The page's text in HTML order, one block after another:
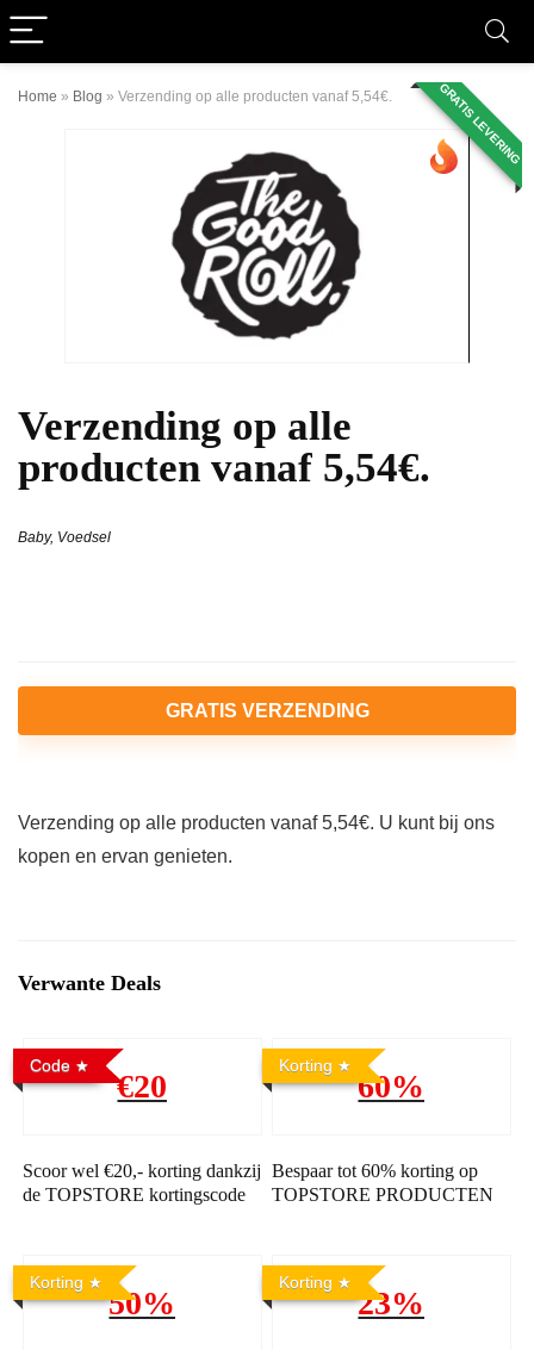
Home » Blog » Verzending op alle producten vanaf 5,54€. GRATIS LEVERING
Verzending op alle
producten vanaf 5,54€.
Baby, Voedsel
GRATIS VERZENDING
Verzending op alle producten vanaf 5,54€. U kunt bij ons
kopen en ervan genieten.
Verwante Deals
Code
€20
Scoor wel €20,- korting dankzij
de TOPSTORE kortingscode
Korting
60%
Bespaar tot 60% korting op
TOPSTORE PRODUCTEN
Korting
50%
Korting
23%